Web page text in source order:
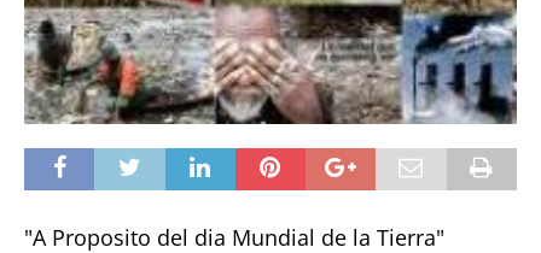
"A Proposito del dia Mundial de la Tierra"